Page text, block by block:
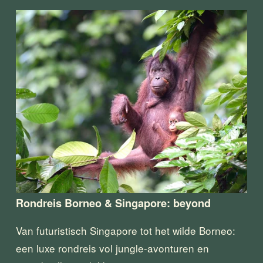
Rondreis Borneo & Singapore: beyond
Van futuristisch Singapore tot het wilde Borneo:
een luxe rondreis vol jungle-avonturen en